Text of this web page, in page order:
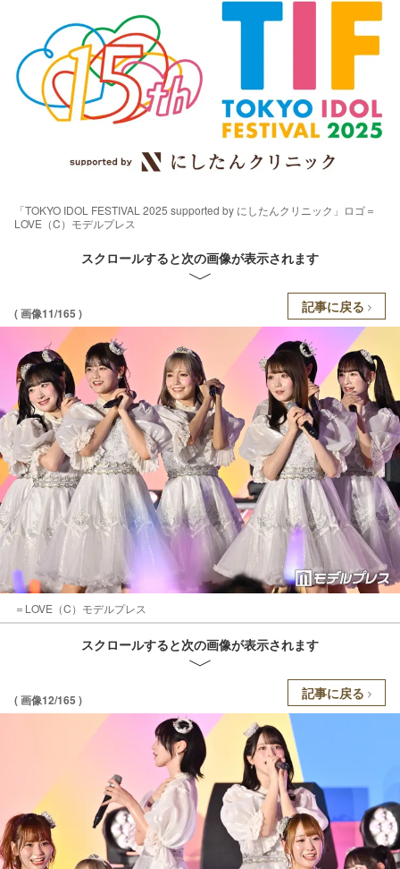
「TOKYO IDOL FESTIVAL 2025 supported by にしたんクリニック」ロゴ＝
LOVE（C）モデルプレス
スクロールすると次の画像が表示されます
( 画像11/165 ) 記事に戻る
＝LOVE（C）モデルプレス
スクロールすると次の画像が表示されます
( 画像12/165 ) 記事に戻る